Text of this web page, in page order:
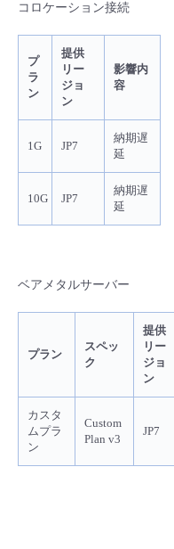
- Flexible Remote Access
- vUTM2
コロケーション接続
プ
ラ
ン
提供
リー
ジョ
ン
影響内
容
1G JP7
納期遅
延
10G JP7
納期遅
延
ベアメタルサーバー
プラン
スペッ
ク
提供
リー
ジョ
ン
カスタ
ムプラ
ン
Custom
Plan v3
JP7